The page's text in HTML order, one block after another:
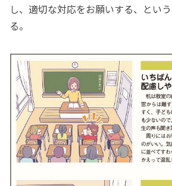
し、適切な対応をお願いする、とい
る。